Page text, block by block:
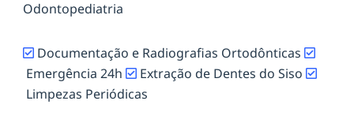
Odontopediatria
Documentação e Radiografias Ortodônticas
Emergência 24h
Extração de Dentes do Siso
Limpezas Periódicas